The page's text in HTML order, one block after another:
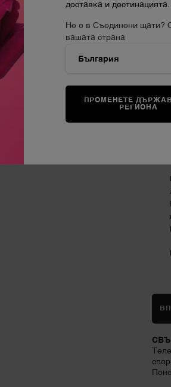
90 Години Lancôme
Нашите Оферти
доставка и дестинацията.
Не е в Съединени щати?
вашата страна
ПРОМЕНЕТЕ
РЕГИОНА